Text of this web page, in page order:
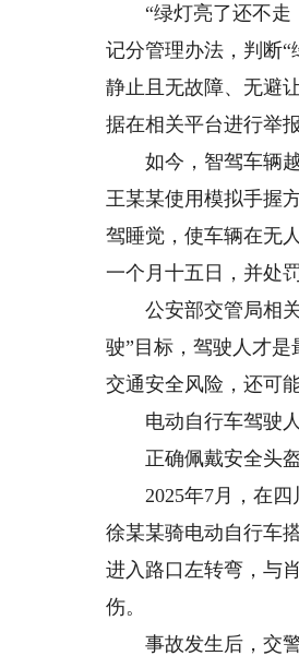
“绿灯亮了还不走，
记分管理办法，判断
静止且无故障、无避
据在相关平台进行举报
如今，智驾车辆越
王某某使用模拟手握
驾睡觉，使车辆在无
一个月十五日，并处罚
公安部交管局相关
驶”目标，驾驶人才
交通安全风险，还可
电动自行车驾驶
正确佩戴安全头盔
2025年7月，在四
徐某某骑电动自行车
进入路口左转弯，与
伤。
事故发生后，交警